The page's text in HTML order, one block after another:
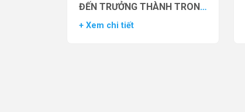
ĐẾN TRƯỞNG THÀNH TRONG
THỰC HÀNH HỖ TRỢ SINH
+ Xem chi tiết